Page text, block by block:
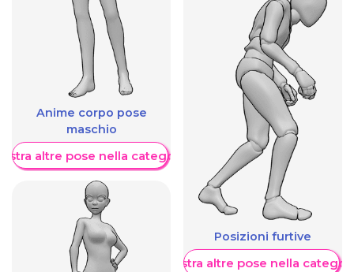
Anime corpo pose
maschio
altre pose nella categoria
Posizioni furtive
Mostra altre pose nella